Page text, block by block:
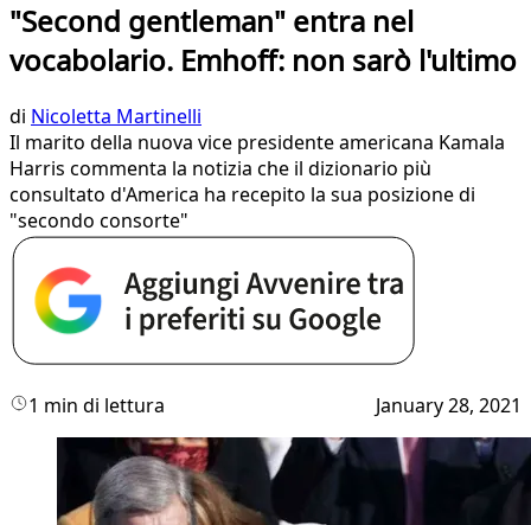
"Second gentleman" entra nel
vocabolario. Emhoff: non sarò l'ultimo
di Nicoletta Martinelli
Il marito della nuova vice presidente americana Kamala
Harris commenta la notizia che il dizionario più
consultato d'America ha recepito la sua posizione di
"secondo consorte"
1 min di lettura January 28, 2021